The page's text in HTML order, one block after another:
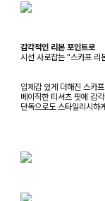
감각적인 리본 포인트로
시선 사로잡는 "스카프 리
입체감 있게 더해진 스카
베이직한 티셔츠 핏에 감
단독으로도 스타일리시하